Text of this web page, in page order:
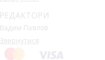
РЕДАКТОРИ
Вадим Павлов
Звернутися